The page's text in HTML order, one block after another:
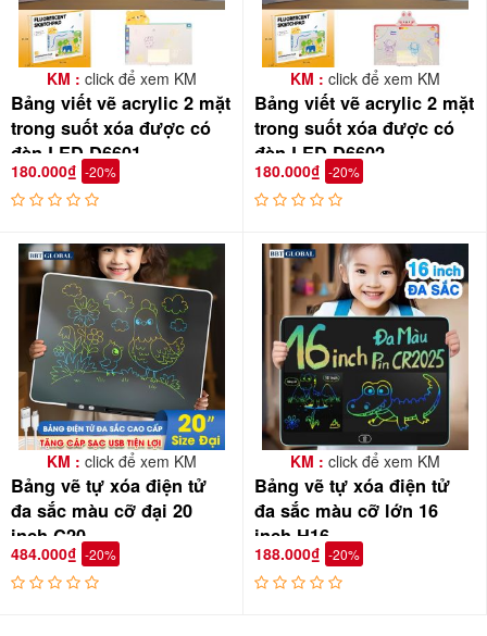
Đàn còn được tích hợp thêm 1 Micro cho bé vừa đàn vừa hát
vui nhộn
Tặng kèm jack nối Mp3 cho Ba Mẹ kết nối đàn với điện thoại
KM : click để xem KM
Bảng viết vẽ acrylic 2 mặt
trong suốt xóa được có
đèn LED D6601
180.000₫ -20%
KM : click để xem KM
Bảng viết vẽ acrylic 2 mặt
trong suốt xóa được có
đèn LED D6602
180.000₫ -20%
KM : click để xem KM
Bảng vẽ tự xóa điện tử
đa sắc màu cỡ đại 20
inch C20
484.000₫ -20%
KM : click để xem KM
Bảng vẽ tự xóa điện tử
đa sắc màu cỡ lớn 16
inch H16
188.000₫ -20%